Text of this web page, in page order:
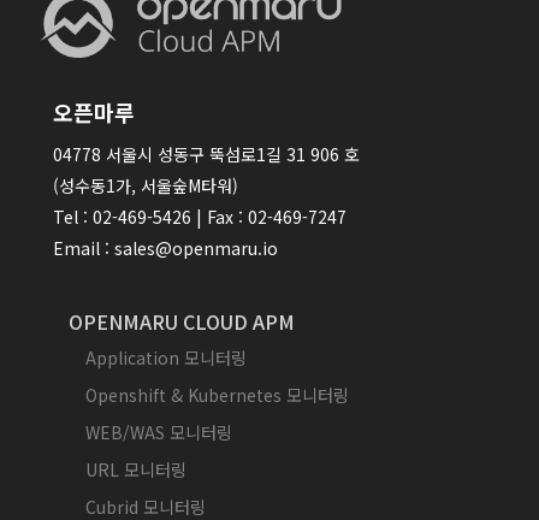
오픈마루
04778 서울시 성동구 뚝섬로1길 31 906 호
(성수동1가, 서울숲M타워)
Tel : 02-469-5426 | Fax : 02-469-7247
Email : sales@openmaru.io
OPENMARU CLOUD APM
Application 모니터링
Openshift & Kubernetes 모니터링
WEB/WAS 모니터링
URL 모니터링
Cubrid 모니터링